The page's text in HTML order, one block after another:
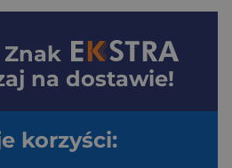
Znak
na dostawie!
korzyści: